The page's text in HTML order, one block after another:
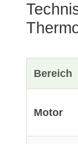
Bereich
Motor